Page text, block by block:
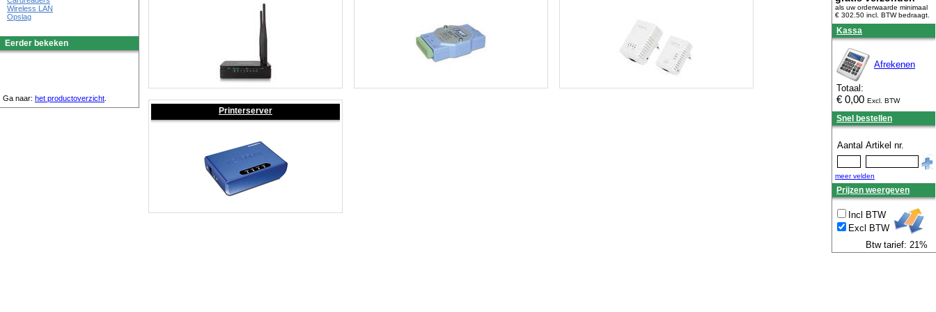
Printerserver
Wireless LAN
Opslag
Eerder bekeken
Ga naar: het productoverzicht
als uw orderwaarde minimaal
€ 302.50 incl. BTWbedraagt.
Kassa
Afrekenen
Totaal:
€ 0,00 Excl. BTW
Snel bestellen
Aantal Artikel nr.
meer velden
Prijzen weergeven
Incl BTW
Excl BTW
Btw tarief: 21%